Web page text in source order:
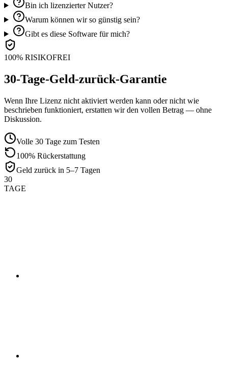
Bin ich lizenzierter Nutzer?
Warum können wir so günstig sein?
Gibt es diese Software für mich?
100% RISIKOFREI
30-Tage-Geld-zurück-Garantie
Wenn Ihre Lizenz nicht aktiviert werden kann oder nicht wie
beschrieben funktioniert, erstatten wir den vollen Betrag — ohne
Diskussion.
Volle 30 Tage zum Testen
100% Rückerstattung
Geld zurück in 5–7 Tagen
30
TAGE